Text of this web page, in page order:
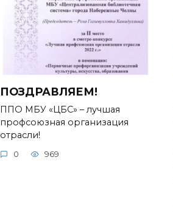
ПОЗДРАВЛЯЕМ!
ППО МБУ «ЦБС» – лучшая
профсоюзная организация
отрасли!
0 969